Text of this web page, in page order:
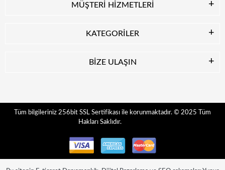
MÜŞTERİ HİZMETLERİ
KATEGORİLER
BİZE ULAŞIN
Tüm bilgileriniz 256bit SSL Sertifikası ile korunmaktadır. © 2025 Tüm
Hakları Saklıdır.